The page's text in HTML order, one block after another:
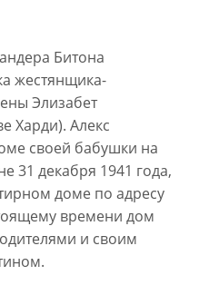
Битона
жестянщика-
Элизабет
Харди). Алекс
своей бабушки на
31 декабря 1941 года,
доме по адресу
времени дом
и своим